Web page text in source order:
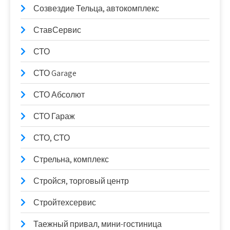
Созвездие Тельца, автокомплекс
СтавСервис
СТО
СТО Garage
СТО Абсолют
СТО Гараж
СТО, СТО
Стрельна, комплекс
Стройся, торговый центр
Стройтехсервис
Таежный привал, мини-гостиница